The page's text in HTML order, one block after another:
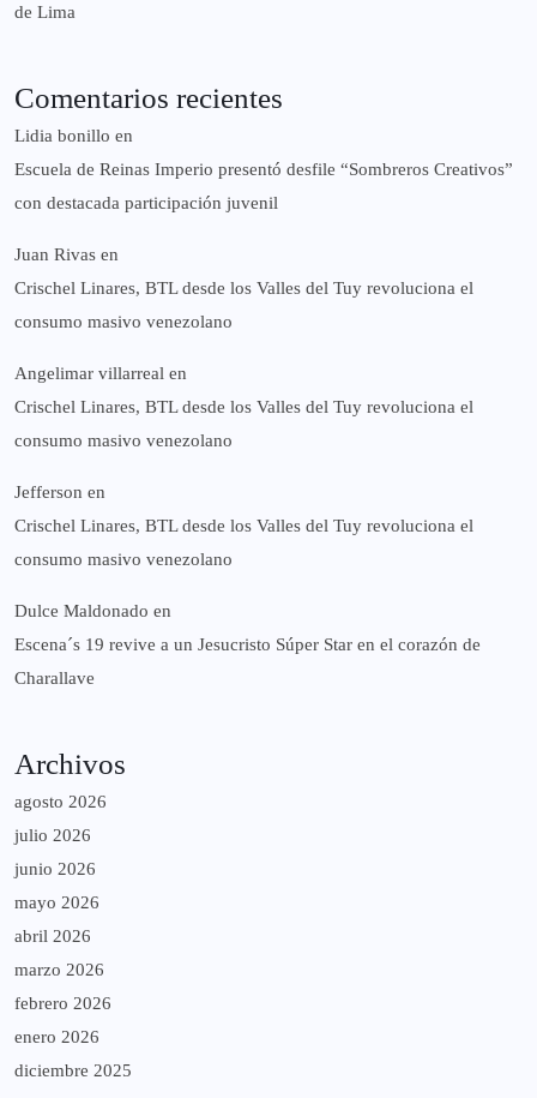
de Lima
Comentarios recientes
Lidia bonillo en
Escuela de Reinas Imperio presentó desfile “Sombreros Creativos”
con destacada participación juvenil
Juan Rivas en
Crischel Linares, BTL desde los Valles del Tuy revoluciona el
consumo masivo venezolano
Angelimar villarreal en
Crischel Linares, BTL desde los Valles del Tuy revoluciona el
consumo masivo venezolano
Jefferson en
Crischel Linares, BTL desde los Valles del Tuy revoluciona el
consumo masivo venezolano
Dulce Maldonado en
Escena´s 19 revive a un Jesucristo Súper Star en el corazón de
Charallave
Archivos
agosto 2026
julio 2026
junio 2026
mayo 2026
abril 2026
marzo 2026
febrero 2026
enero 2026
diciembre 2025